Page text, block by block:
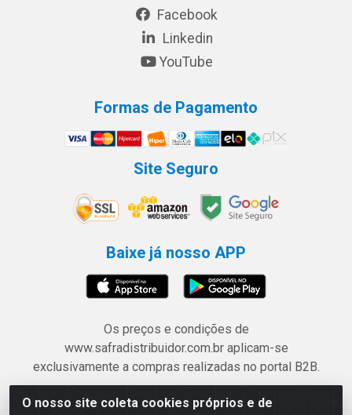
O nosso site coleta cookies próprios e de
Facebook
Linkedin
YouTube
Formas de Pagamento
Site Seguro
Baixe já nosso APP
Os preços e condições de
www.safradistribuidor.com.br aplicam-se
exclusivamente a compras realizadas no portal B2B.